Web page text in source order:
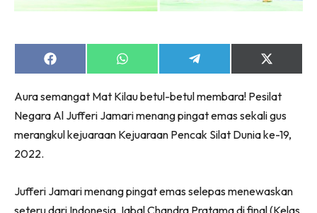
Share
on
Share
on
Share
on
Share
on
(Twitter)
Aura semangat Mat Kilau betul-betul membara! Pesilat
Negara Al Jufferi Jamari menang pingat emas sekali gus
merangkul kejuaraan Kejuaraan Pencak Silat Dunia ke-19,
2022.
Jufferi Jamari menang pingat emas selepas menewaskan
seteru dari Indonesia, Iqbal Chandra Pratama di final (Kelas